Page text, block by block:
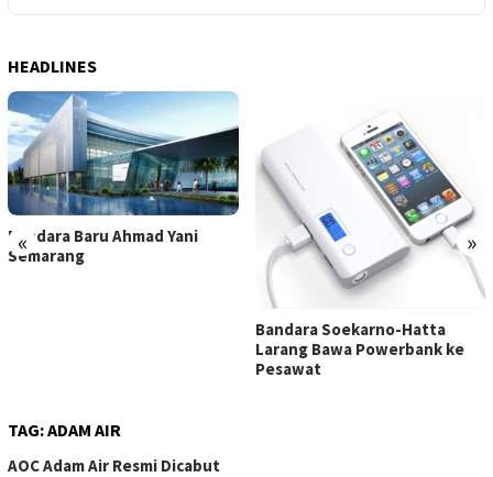
HEADLINES
« »
Bandara Baru Ahmad Yani
Semarang
Bandara Soekarno-Hatta
Larang Bawa Powerbank ke
Pesawat
TAG:ADAM AIR
AOC Adam Air Resmi Dicabut